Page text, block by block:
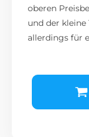
oberen
und der kleine
allerdings für